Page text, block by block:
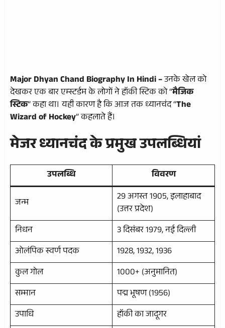
Major Dhyan Chand Biography In Hindi –उनके खेल को
देखकर एक बार एम्स्टर्डम के लोगों ने हॉकी स्टिक को “मैजिक
स्टिक” कहा था। यही कारण है कि आज तक ध्यानचंद “The
Wizard of Hockey” कहलाते हैं।
मेजर ध्यानचंद के प्रमुख उपलब्धियां
उपलब्धि
विवरण
जन्म
29 अगस्त 1905, इलाहाबाद
(उत्तर प्रदेश)
निधन
3 दिसंबर 1979, नई दिल्ली
ओलंपिक स्वर्ण पदक
1928, 1932, 1936
कुल गोल
1000+ (अनुमानित)
सम्मान
पद्म भूषण (1956)
उपाधि
हॉकी का जादूगर